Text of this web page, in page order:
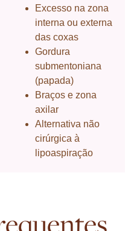
Excesso na zona
interna ou externa
das coxas
Gordura
submentoniana
(papada)
Braços e zona
axilar
Alternativa não
cirúrgica à
lipoaspiração